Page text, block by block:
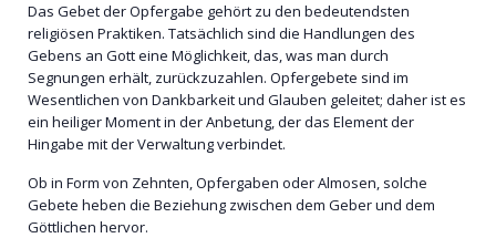
Das Gebet der Opfergabe gehört zu den bedeutendsten
religiösen Praktiken. Tatsächlich sind die Handlungen des
Gebens an Gott eine Möglichkeit, das, was man durch
Segnungen erhält, zurückzuzahlen. Opfergebete sind im
Wesentlichen von Dankbarkeit und Glauben geleitet; daher ist es
ein heiliger Moment in der Anbetung, der das Element der
Hingabe mit der Verwaltung verbindet.
Ob in Form von Zehnten, Opfergaben oder Almosen, solche
Gebete heben die Beziehung zwischen dem Geber und dem
Göttlichen hervor.